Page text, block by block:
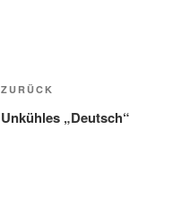
Beitragsnavigation
Vorheriger
Beitrag
ZURÜCK
Unkühles „Deutsch“